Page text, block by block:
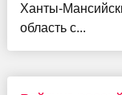
Ханты-
область с...